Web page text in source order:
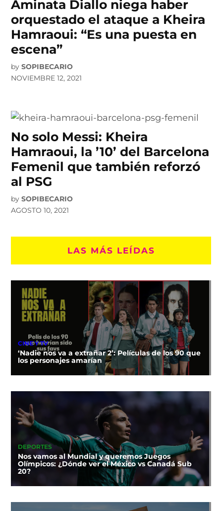
Aminata Diallo niega haber
orquestado el ataque a Kheira
Hamraoui: “Es una puesta en
escena”
by SOPIBECARIO
NOVIEMBRE 12, 2021
No solo Messi: Kheira
Hamraoui, la ’10’ del Barcelona
Femenil que también reforzó
al PSG
by SOPIBECARIO
AGOSTO 10, 2021
LAS MÁS LEÍDAS
CINE Y TV
‘Nadie nos va a extrañar 2’: Películas de los 90 que
los personajes amarían
DEPORTES
Nos vamos al Mundial y queremos Juegos
Olímpicos: ¿Dónde ver el México vs Canadá Sub
20?